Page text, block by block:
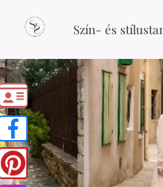
Szín- és